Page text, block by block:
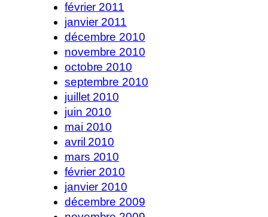
février 2011
janvier 2011
décembre 2010
novembre 2010
octobre 2010
septembre 2010
juillet 2010
juin 2010
mai 2010
avril 2010
mars 2010
février 2010
janvier 2010
décembre 2009